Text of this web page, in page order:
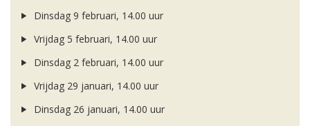
Dinsdag 9 februari, 14.00 uur
Vrijdag 5 februari, 14.00 uur
Dinsdag 2 februari, 14.00 uur
Vrijdag 29 januari, 14.00 uur
Dinsdag 26 januari, 14.00 uur